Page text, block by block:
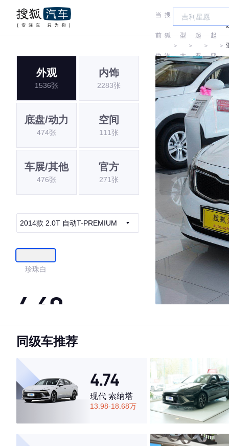
当
前
位
置:
搜
狐
汽
车
＞
车
型
大
全
＞
起
亚
＞
起
亚
＞
外观
1536张
内饰
2283张
底盘/动力
474张
空间
111张
车展/其他
476张
官方
271张
2014款 2.0T 自动T-PREMIUM
珍珠白
4.69
·外观表现较为优秀，优于60%同级车
·空间表现较为优秀，优于78%同级车
同级车推荐
4.74
现代 索纳塔
13.98-18.68万